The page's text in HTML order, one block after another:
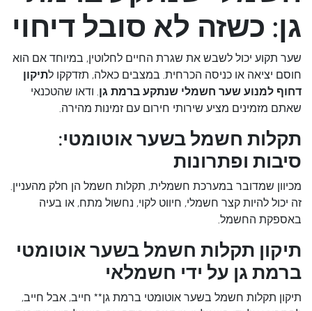
גן: כשזה לא סובל דיחוי
שער תקוע יכול לשבש את שגרת החיים לחלוטין, במיוחד אם הוא
חוסם יציאה או כניסה הכרחית. במצבים כאלה, תזדקקו לתיקון
דחוף למנוע שער חשמלי שנתקע ברמת גן. ודאו שהטכנאי
שאתם מזמינים מציע שירותי חירום עם זמינות מהירה.
תקלות חשמל בשער אוטומטי:
סיבות ופתרונות
מכיוון שמדובר במערכת חשמלית, תקלות חשמל הן חלק מהעניין.
זה יכול להיות קצר חשמלי, חיווט לקוי, נחשול מתח, או בעיה
באספקת החשמל.
תיקון תקלות חשמל בשער אוטומטי
ברמת גן על ידי חשמלאי
תיקון תקלות חשמל בשער אוטומטי ברמת גן** חייב, אבל חייב,